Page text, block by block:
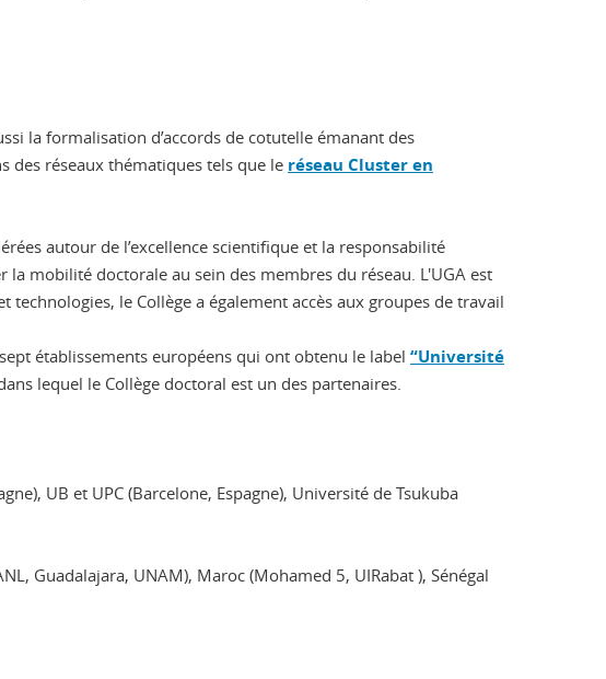
la formalisation d’accords de cotutelle émanant des
des réseaux thématiques tels que le réseau Cluster en
autour de l’excellence scientifique et la responsabilité
mobilité doctorale au sein des membres du réseau. L'UGA est
le Collège a également accès aux groupes de travail
établissements européens qui ont obtenu le label “Université
lequel le Collège doctoral est un des partenaires.
UB et UPC (Barcelone, Espagne), Université de Tsukuba
Guadalajara, UNAM), Maroc (Mohamed 5, UIRabat ), Sénégal